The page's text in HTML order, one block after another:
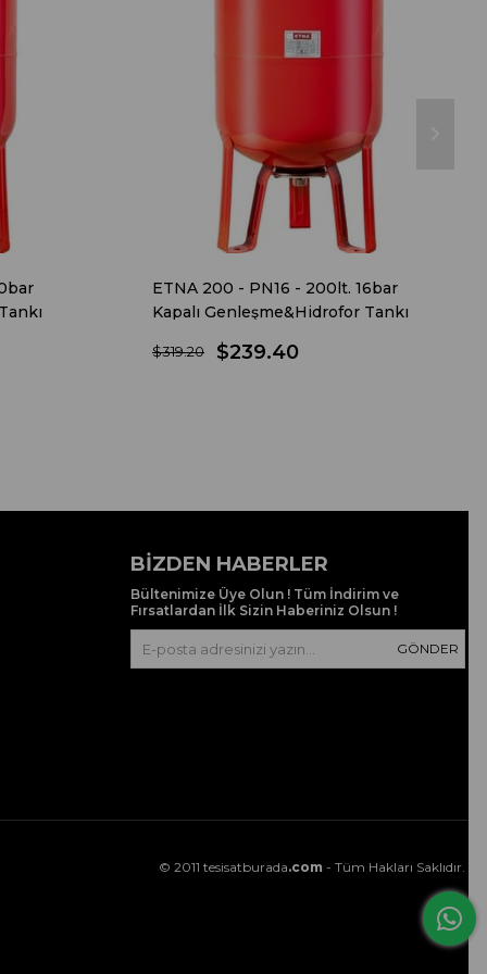
ETNA 200 - PN16 - 200lt. 16bar
Kapalı Genleşme&Hidrofor Tankı
$239.40
$319.20
BIZDEN HABERLER
Bültenimize Üye Olun ! Tüm İndirim ve
Fırsatlardan İlk Sizin Haberiniz Olsun !
GÖNDER
© 2011 tesisatburada.com - Tüm Hakları Saklıdır.